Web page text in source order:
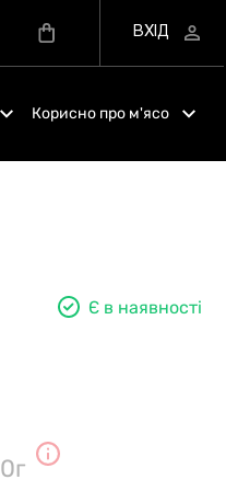
Корисно про м'ясо
Є в наявності